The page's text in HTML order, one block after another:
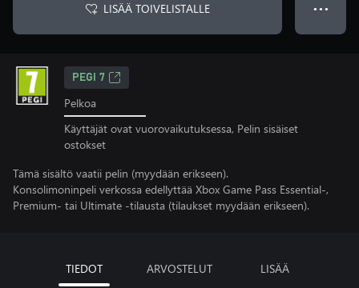
LISÄÄ TOIVELISTALLE ● ● ●
PEGI 7
Pelkoa
Käyttäjät ovat vuorovaikutuksessa, Pelin sisäiset
ostokset
Tämä sisältö vaatii pelin (myydään erikseen).
Konsolimoninpeli verkossa edellyttää Xbox Game Pass Essential-,
Premium- tai Ultimate -tilausta (tilaukset myydään erikseen).
TIEDOT ARVOSTELUT LISÄÄ